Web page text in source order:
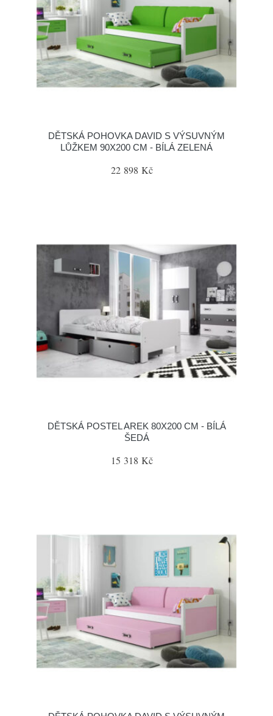
DĚTSKÁ POHOVKA DAVID S VÝSUVNÝM
LŮŽKEM 90X200 CM - BÍLÁ ZELENÁ
22 898 Kč
DĚTSKÁ POSTEL AREK 80X200 CM - BÍLÁ
ŠEDÁ
15 318 Kč